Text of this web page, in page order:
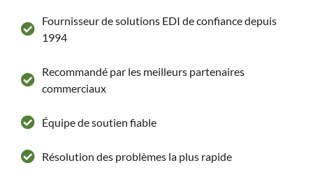
Fournisseur de solutions EDI de confiance depuis
1994
Recommandé par les meilleurs partenaires
commerciaux
Équipe de soutien fiable
Résolution des problèmes la plus rapide